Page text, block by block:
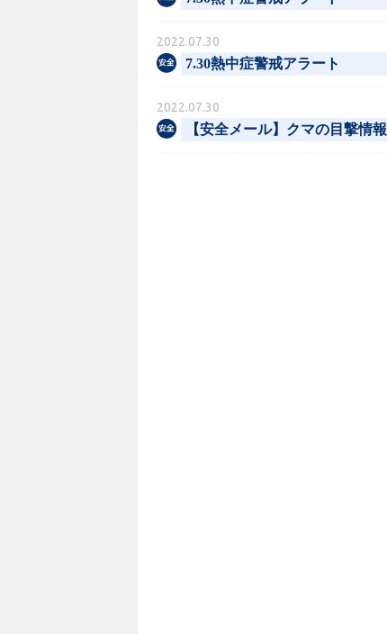
2022.07.30
7.30熱中症警戒アラート
2022.07.30
【安全メール】クマの目撃情報